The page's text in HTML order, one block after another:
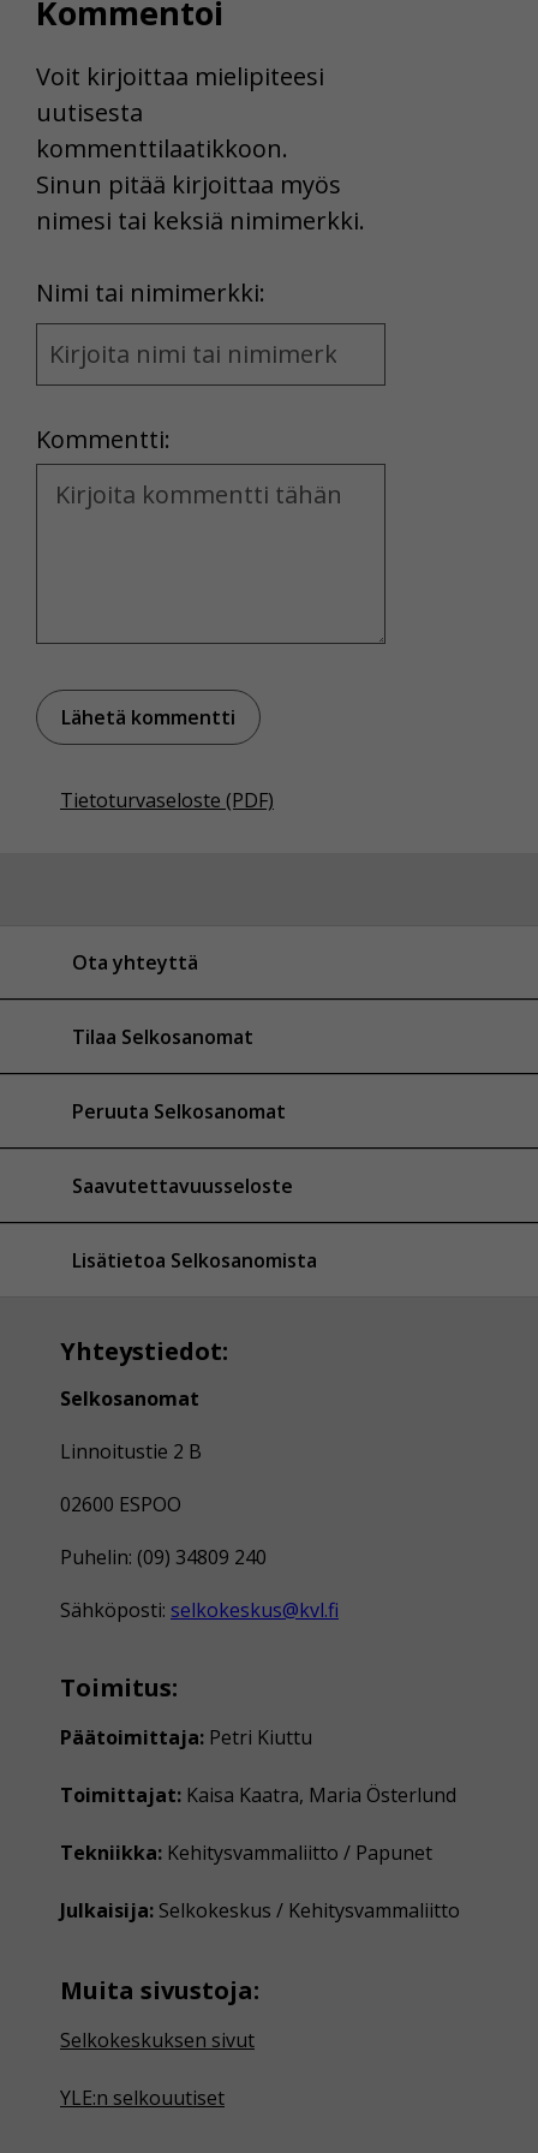
Kommentoi
Voit kirjoittaa mielipiteesi
uutisesta
kommenttilaatikkoon.
Sinun pitää kirjoittaa myös
nimesi tai keksiä nimimerkki.
Nimi tai nimimerkki:
Name
and
Kommentti:
Kommentti
Tietoturvaseloste (PDF)
Ota yhteyttä
Tilaa Selkosanomat
Peruuta Selkosanomat
Saavutettavuusseloste
Lisätietoa Selkosanomista
Yhteystiedot:
Selkosanomat
Linnoitustie 2 B
02600 ESPOO
Puhelin: (09) 34809 240
Sähköposti: selkokeskus@kvl.fi
Toimitus:
Päätoimittaja: Petri Kiuttu
Toimittajat: Kaisa Kaatra, Maria Österlund
Tekniikka: Kehitysvammaliitto / Papunet
Julkaisija: Selkokeskus / Kehitysvammaliitto
Muita sivustoja:
Selkokeskuksen sivut
YLE:n selkouutiset